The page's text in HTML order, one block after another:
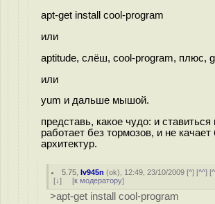
apt-get install cool-program
или
aptitude, слёш, cool-program, плюс,
или
yum и дальше мышой.
представь, какое чудо: и
работает без тормозов, и не
архитектур.
5.75 ,Iv945n (ok), 12:49, 23/10/2009 [^] [^^] [
[↓] [к модератору]
>apt-get install cool-program